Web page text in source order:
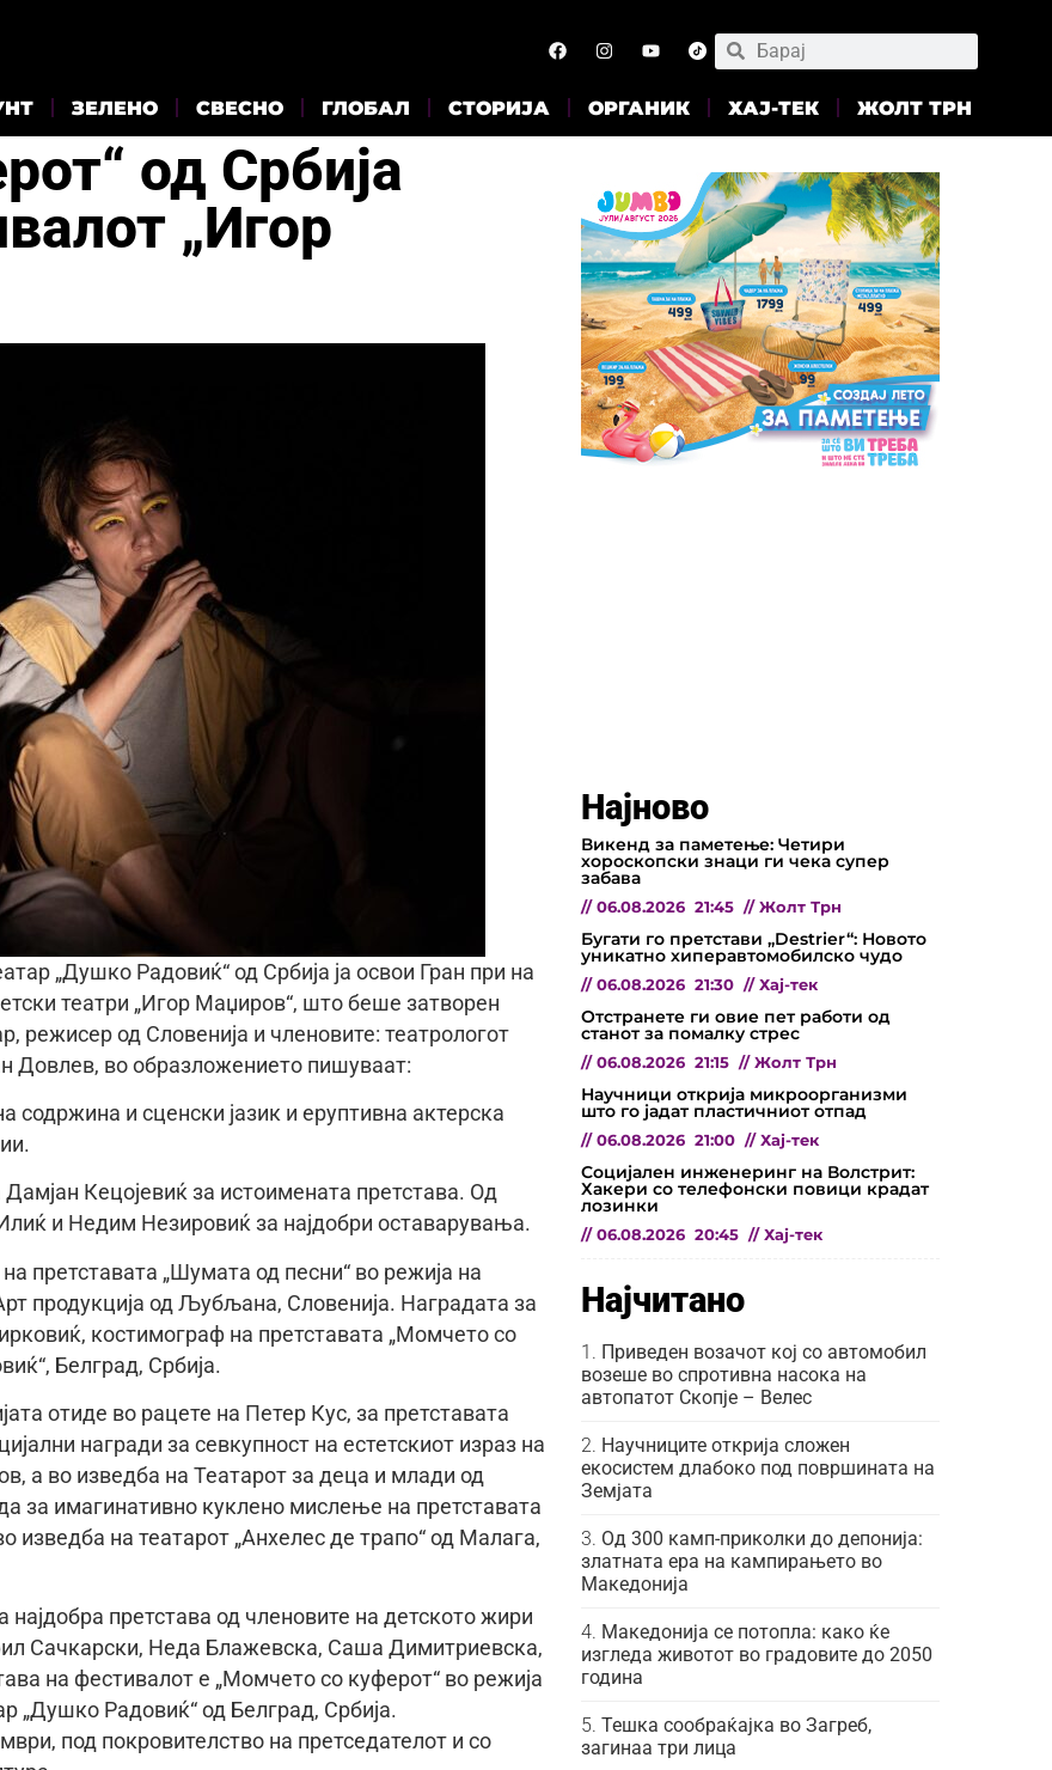
ЗЕЛЕНО СВЕСНО ГЛОБАЛ СТОРИЈА ОРГАНИК ХАЈ-ТЕК ЖОЛТ ТРН
од Србија
„Игор
„Душко Радовиќ“ од Србија ја освои Гран при на
театри „Игор Маџиров“, што беше затворен
режисер од Словенија и членовите: театрологот
Довлев, во образложението пишуваат:
и сценски јазик и еруптивна актерска
Кецојевиќ за истоимената претстава. Од
и Недим Незировиќ за најдобри оставарувања.
претставата „Шумата од песни“ во режија на
продукција од Љубљана, Словенија. Наградата за
костимограф на претставата „Момчето со
Белград, Србија.
отиде во рацете на Петер Кус, за претставата
награди за севкупност на естетскиот израз на
а во изведба на Театарот за деца и млади од
за имагинативно куклено мислење на претставата
изведба на театарот „Анхелес де трапо“ од Малага,
претстава од членовите на детското жири
Сачкарски, Неда Блажевска, Саша Димитриевска,
на фестивалот е „Момчето со куферот“ во режија
„Душко Радовиќ“ од Белград, Србија.
под покровителство на претседателот и со
Најново
Викенд за паметење: Четири
хороскопски знаци ги чека супер
забава
// 06.08.2026 21:45 // Жолт Трн
Бугати го претстави „Destrier“: Новото
уникатно хиперавтомобилско чудо
// 06.08.2026 21:30 // Хај-тек
Отстранете ги овие пет работи од
станот за помалку стрес
// 06.08.2026 21:15 // Жолт Трн
Научници открија микроорганизми
што го јадат пластичниот отпад
// 06.08.2026 21:00 // Хај-тек
Социјален инженеринг на Волстрит:
Хакери со телефонски повици крадат
лозинки
// 06.08.2026 20:45 // Хај-тек
Најчитано
Приведен возачот кој со автомобил
возеше во спротивна насока на
автопатот Скопје – Велес
Научниците открија сложен
екосистем длабоко под површината на
Земјата
Од 300 камп-приколки до депонија:
златната ера на кампирањето во
Македонија
Македонија се потопла: како ќе
изгледа животот во градовите до 2050
година
Тешка сообраќајка во Загреб,
загинаа три лица